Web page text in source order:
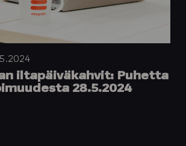
iltapäiväkahvit: Puhetta
28.5.2024